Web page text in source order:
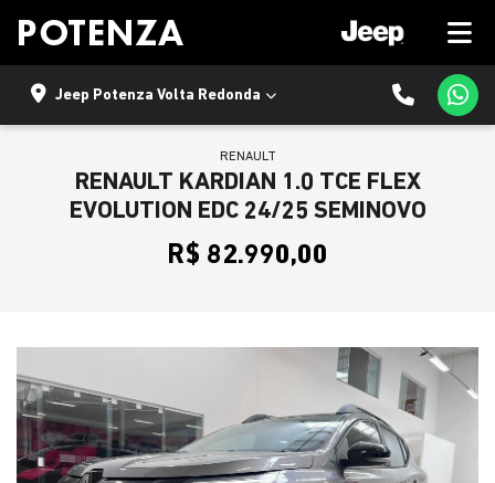
Jeep Potenza Volta Redonda
RENAULT
RENAULT KARDIAN 1.0 TCE FLEX
EVOLUTION EDC 24/25 SEMINOVO
R$ 82.990,00